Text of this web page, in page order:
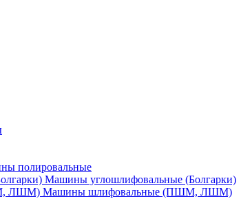
полировальные
Машины углошлифовальные (Болгарки)
Машины шлифовальные (ПШМ, ЛШМ)